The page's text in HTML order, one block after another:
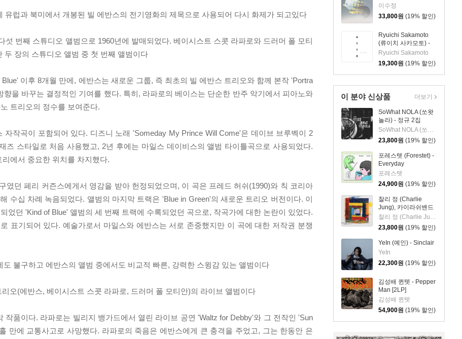
이수정
33,800원 (19% 할인)
Ryuichi Sakamoto
(류이치 사카모토) -
BTTB (Back To The
Basics)
Ryuichi Sakamoto
19,300원 (19% 할인)
이 분야 신상품
SoWhat NOLA (쏘왓
놀라) - 정규 2집
witness the legend
of...
SoWhat NOLA (쏘왓놀라)
23,800원 (19% 할인)
포레스텟 (Forestet) -
Everyday
포레스텟
24,900원 (19% 할인)
찰리 정 (Charlie
Jung), 카이라쉬밴드
- 카이라쉬 밴드
찰리 정 (Charlie Jung), 카이라쉬밴드
23,800원 (19% 할인)
YeIn (예인) - Sinclair
YeIn
22,300원 (19% 할인)
김성배 퀸텟 - Pepper
Man [2LP]
김성배 퀸텟
54,900원 (19% 할인)
더보기
유럽과 북미에서 개봉된 빌 에반스의 전기영화의 제목으로 사용되어 다시 화제가 되고있다
번째 스튜디오 앨범으로 1960년에 발매되었다. 베이시스트 스콧 라파로와 드러머 폴 모티
장의 스튜디오 앨범 중 첫 번째 앨범이다
이후 8개월 만에, 에반스는 새로운 그룹, 즉 최초의 빌 에반스 트리오와 함께 본작 'Portra
을 바꾸는 결정적인 기여를 했다. 특히, 라파로의 베이스는 단순한 반주 악기에서 피아노와
트리오의 정수를 보여준다.
작곡이 포함되어 있다. 디즈니 노래 'Someday My Prince Will Come'은 데이브 브루벡이 2
즈 스타일로 처음 사용했고, 2년 후에는 마일스 데이비스의 앨범 타이틀곡으로 사용되었다.
에서 중요한 위치를 차지했다.
였던 페리 커즌스에게서 영감을 받아 헌정되었으며, 이 곡은 프레드 허쉬(1990)와 칙 코리아
수십 차례 녹음되었다. 앨범의 마지막 트랙은 'Blue in Green'의 새로운 트리오 버전이다. 이
었던 'Kind of Blue' 앨범의 세 번째 트랙에 수록되었던 곡으로, 작곡가에 대한 논란이 있었다.
표기되어 있다. 예술가로서 마일스와 에반스는 서로 존중했지만 이 곡에 대한 저작권 분쟁
불구하고 에반스의 앨범 중에서도 비교적 빠른, 강력한 스윙감 있는 앨범이다
오(에반스, 베이시스트 스콧 라파로, 드러머 폴 모티안)의 라이브 앨범이다
품이다. 라파로는 빌리지 뱅가드에서 열린 라이브 공연 'Waltz for Debby'와 그 전작인 'Sun
만에 교통사고로 사망했다. 라파로의 죽음은 에반스에게 큰 충격을 주었고, 그는 한동안 은